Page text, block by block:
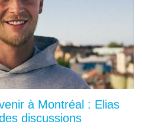
à Montréal : Elias
discussions